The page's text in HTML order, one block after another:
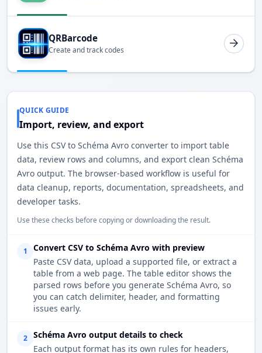
QRBarcode
Create and track codes
QUICK GUIDE
Import, review, and export
Use this CSV to Schéma Avro converter to import table
data, review rows and columns, and export clean Schéma
Avro output. The browser-based workflow is useful for
data cleanup, reports, documentation, spreadsheets, and
developer tasks.
Use these checks before copying or downloading the result.
1
Convert CSV to Schéma Avro with preview
Paste CSV data, upload a supported file, or extract a
table from a web page. The table editor shows the
parsed rows before you generate Schéma Avro, so
you can catch delimiter, header, and formatting
issues early.
2
Schéma Avro output details to check
Each output format has its own rules for headers,